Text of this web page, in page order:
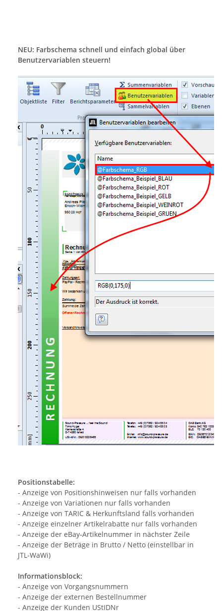
NEU: Farbschema schnell und einfach global über
Benutzervariablen steuern!
Positionstabelle:
- Anzeige von Positionshinweisen nur falls vorhanden
- Anzeige von Variationen nur falls vorhanden
- Anzeige von TARIC & Herkunftsland falls vorhanden
- Anzeige einzelner Artikelrabatte nur falls vorhanden
- Anzeige der eBay-Artikelnummer in nächster Zeile
- Anzeige der Beträge in Brutto / Netto (einstellbar in
JTL-WaWi)
Informationsblock:
- Anzeige von Vorgangsnummern
- Anzeige der externen Bestellnummer
- Anzeige der Kunden UStIDNr